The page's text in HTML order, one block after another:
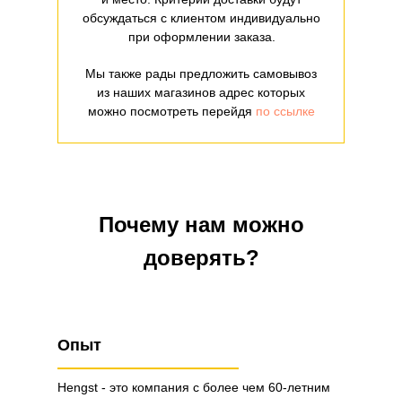
обсуждаться с клиентом индивидуально
при оформлении заказа.
Мы также рады предложить самовывоз
из наших магазинов адрес которых
можно посмотреть перейдя по ссылке
Почему нам можно
доверять?
Опыт
Hengst - это компания с более чем 60-летним